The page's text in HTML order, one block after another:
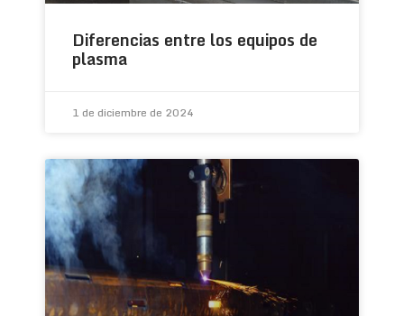
Diferencias entre los equipos de
plasma
1 de diciembre de 2024